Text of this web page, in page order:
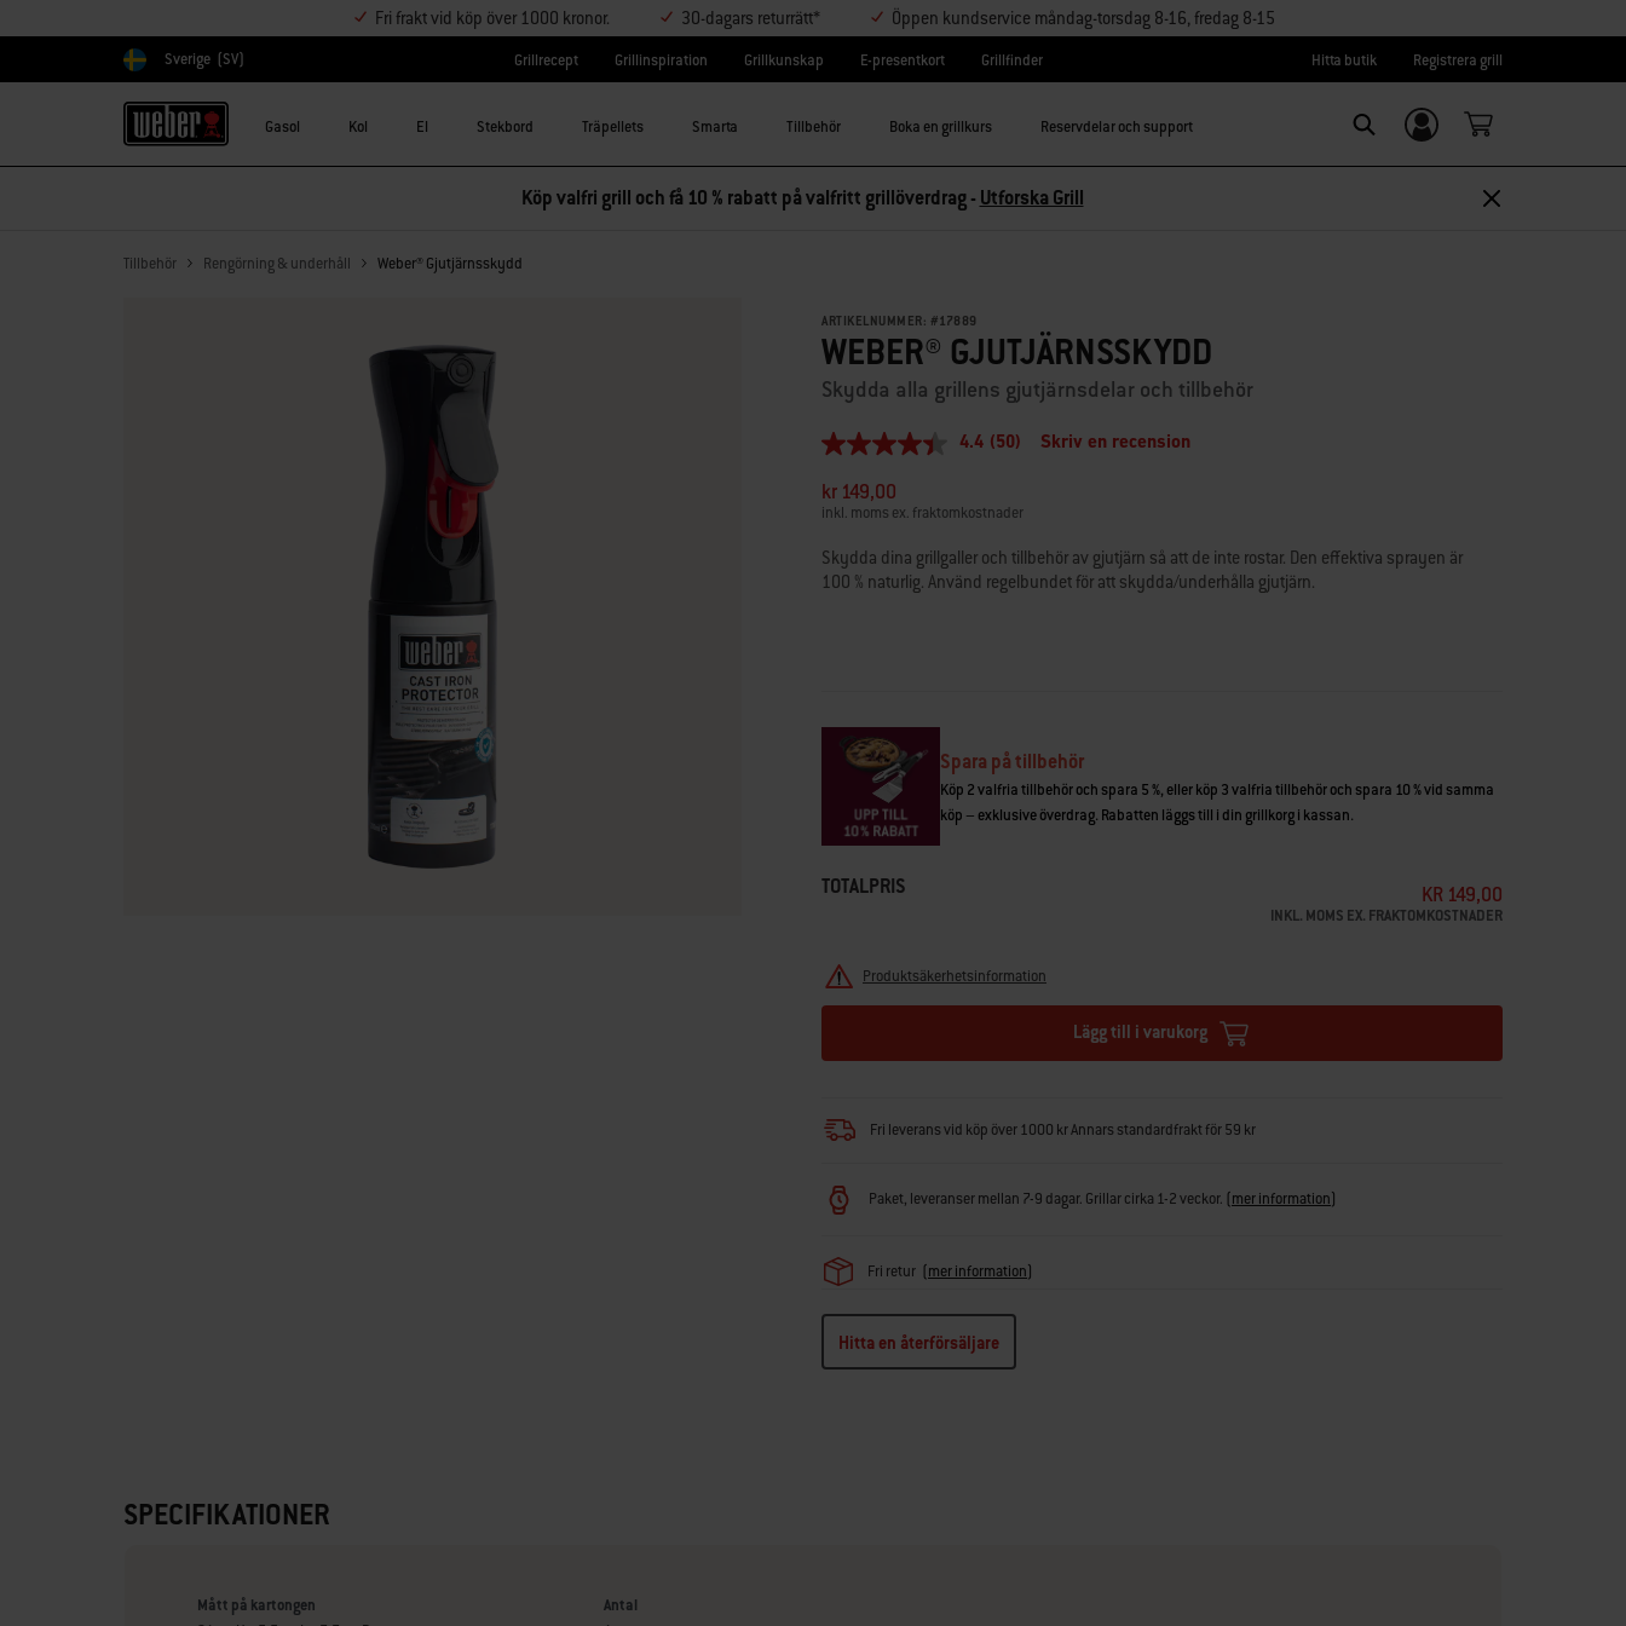
Fri frakt vid köp över 1000 kronor. 30-dagars returrätt* Öppen kundservice måndag-torsdag 8-16, fredag 8-15
Välj land
Sverige (SV) Grillrecept Grillinspiration Grillkunskap E-presentkort Grillfinder Hitta butik Registrera grill
Gasol Kol El Stekbord Träpellets Smarta Tillbehör Boka en grillkurs Reservdelar och support
Logga in/
Registrera dig
Köp valfri grill och få 10 % rabatt på valfritt grillöverdrag - Utforska Grill
Tillbehör Rengörning & underhåll Weber® Gjutjärnsskydd
ARTIKELNUMMER: #17889
WEBER® GJUTJÄRNSSKYDD
Skydda alla grillens gjutjärnsdelar och tillbehör
4.4
5
stjärnor,
betyg.
Read
50
4.4 (50) Skriv en recension
kr 149,00
inkl. moms ex. fraktomkostnader
Skydda dina grillgaller och tillbehör av gjutjärn så att de inte rostar. Den effektiva sprayen är
100 % naturlig. Använd regelbundet för att skydda/underhålla gjutjärn.
Spara på tillbehör
Köp 2 valfria tillbehör och spara 5 %, eller köp 3 valfria tillbehör och spara 10 % vid samma
köp – exklusive överdrag. Rabatten läggs till i din grillkorg i kassan.
TOTALPRIS KR 149,00
INKL. MOMS EX. FRAKTOMKOSTNADER
Produktsäkerhetsinformation
Lägg till i varukorg
Fri leverans vid köp över 1000 kr Annars standardfrakt för 59 kr
Paket, leveranser mellan 7-9 dagar. Grillar cirka 1-2 veckor. (mer information)
Fri retur (mer information)
Hitta en återförsäljare
SPECIFIKATIONER
Mått på kartongen
Antal